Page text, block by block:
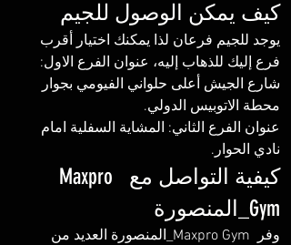
كيف يمكن الوصول للجيم
يوجد للجيم فرعان لذا يمكنك اختيار أقرب
فرع إليك للذهاب إليه، عنوان الفرع الاول:
شارع الجيش أعلى حلواني الفيومي بجوار
محطة الاتوبيس الدولي.
عنوان الفرع الثاني: المشاية السفلية امام
نادي الحوار.
كيفية التواصل مع  Maxpro
Gym_المنصورة
وفر  Maxpro Gym_المنصورة العديد من